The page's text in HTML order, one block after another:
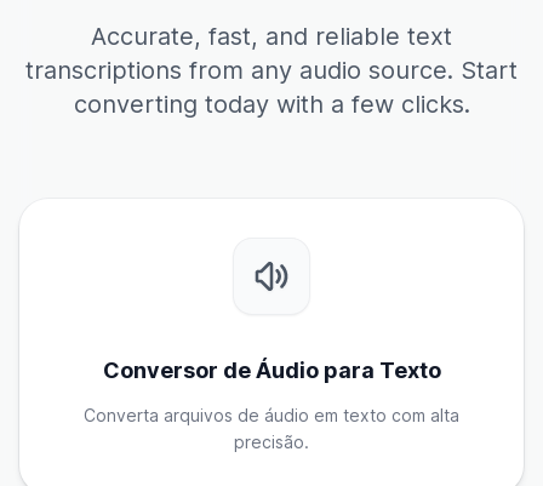
Accurate, fast, and reliable text
transcriptions from any audio source. Start
converting today with a few clicks.
Conversor de Áudio para Texto
Converta arquivos de áudio em texto com alta
precisão.